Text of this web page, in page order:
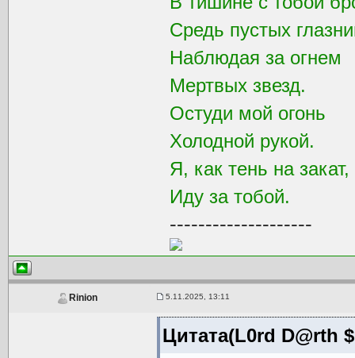
Средь пустых
Наблюдая за огнем
Мертвых звезд.
Остуди мой огонь
Холодной рукой.
Я, как тень на закат,
Иду за тобой.
--------------------
Rinion 5.11.2025, 13:11
Цитата(L0rd D@rth